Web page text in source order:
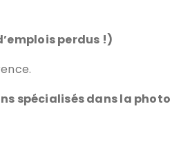
perdus !)
spécialisés dans la photo